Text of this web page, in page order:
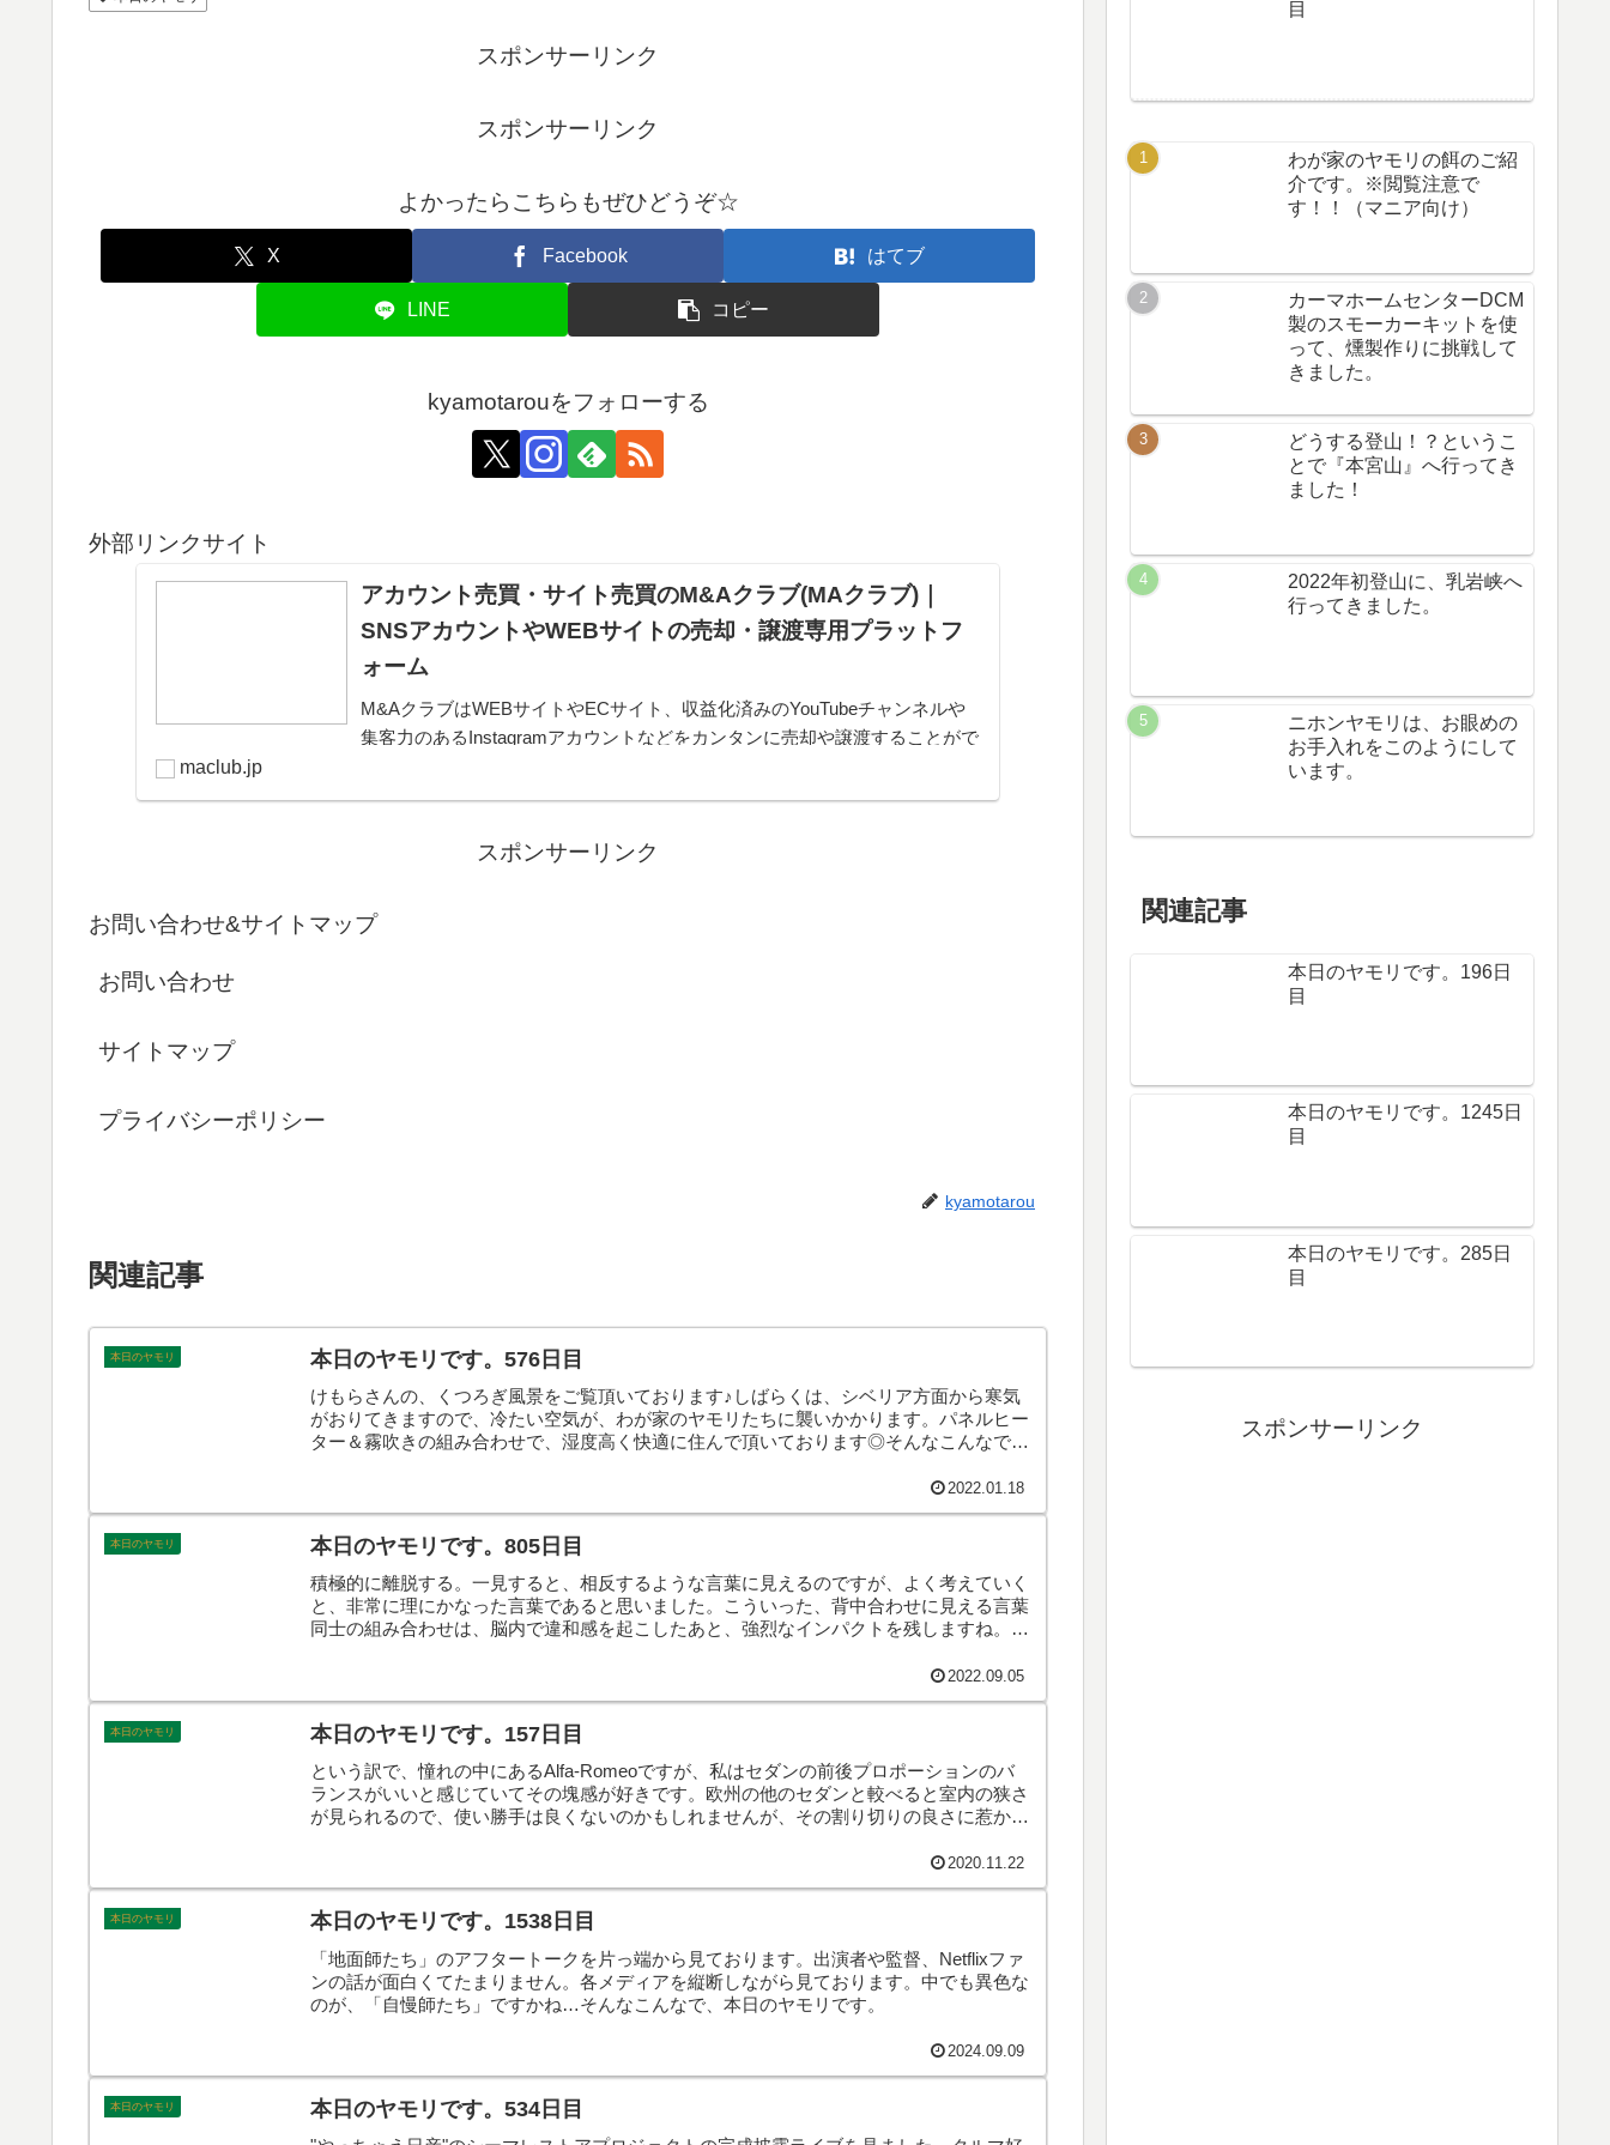
スポンサーリンク
スポンサーリンク
よかったらこちらもぜひどうぞ☆
X Facebook はてブ
LINE コピー
kyamotarouをフォローする
外部リンクサイト
アカウント売買・サイト売買のM&Aクラブ(MAクラブ)｜
SNSアカウントやWEBサイトの売却・譲渡専用プラットフ
ォーム
M&AクラブはWEBサイトやECサイト、収益化済みのYouTubeチャンネルや
集客力のあるInstagramアカウントなどをカンタンに売却や譲渡することがで
maclub.jp
スポンサーリンク
お問い合わせ&サイトマップ
お問い合わせ
サイトマップ
プライバシーポリシー
kyamotarou
関連記事
本日のヤモリ 本日のヤモリです。576日目
けもらさんの、くつろぎ風景をご覧頂いております♪しばらくは、シベリア方面から寒気
がおりてきますので、冷たい空気が、わが家のヤモリたちに襲いかかります。パネルヒー
ター＆霧吹きの組み合わせで、湿度高く快適に住んで頂いております◎そんなこんなで、
2022.01.18
本日のヤモリ 本日のヤモリです。805日目
積極的に離脱する。一見すると、相反するような言葉に見えるのですが、よく考えていく
と、非常に理にかなった言葉であると思いました。こういった、背中合わせに見える言葉
同士の組み合わせは、脳内で違和感を起こしたあと、強烈なインパクトを残しますね。そ
2022.09.05
本日のヤモリ 本日のヤモリです。157日目
という訳で、憧れの中にあるAlfa-Romeoですが、私はセダンの前後プロポーションのバ
ランスがいいと感じていてその塊感が好きです。欧州の他のセダンと較べると室内の狭さ
が見られるので、使い勝手は良くないのかもしれませんが、その割り切りの良さに惹かれ
2020.11.22
本日のヤモリ 本日のヤモリです。1538日目
「地面師たち」のアフタートークを片っ端から見ております。出演者や監督、Netflixファ
ンの話が面白くてたまりません。各メディアを縦断しながら見ております。中でも異色な
のが、「自慢師たち」ですかね…そんなこんなで、本日のヤモリです。
2024.09.09
本日のヤモリ 本日のヤモリです。534日目
目
わが家のヤモリの餌のご紹
介です。※閲覧注意で
す！！（マニア向け）
カーマホームセンターDCM
製のスモーカーキットを使
って、燻製作りに挑戦して
きました。
どうする登山！？というこ
とで『本宮山』へ行ってき
ました！
2022年初登山に、乳岩峡へ
行ってきました。
ニホンヤモリは、お眼めの
お手入れをこのようにして
います。
関連記事
本日のヤモリです。196日
目
本日のヤモリです。1245日
目
本日のヤモリです。285日
目
スポンサーリンク